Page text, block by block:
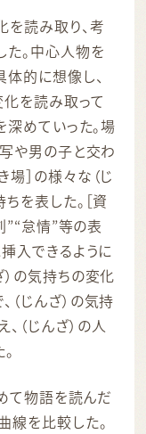
を読み取り、考
。中心人物を
体的に想像し、
を読み取って
深めていった。場
写や男の子と交わ
］の様々な（じ
を表した。［資
”“怠情”等の表
入できるように
）の気持ちの変化
じんざ）の気持
（じんざ）の人
て物語を読んだ
を比較した。